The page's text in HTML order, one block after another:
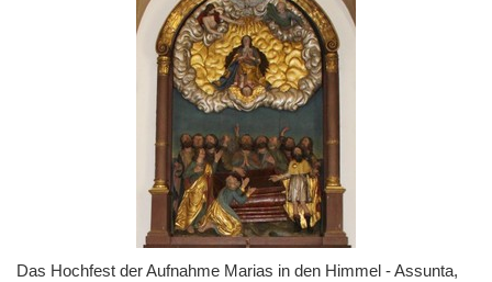
Das Hochfest der Aufnahme Marias in den Himmel - Assunta,